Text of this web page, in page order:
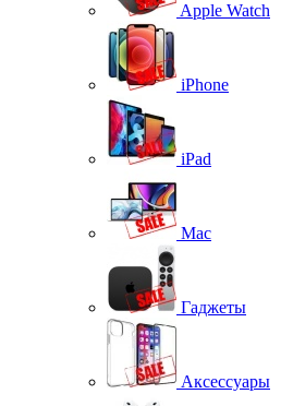
Apple Watch
iPhone
iPad
Mac
Гаджеты
Аксессуары